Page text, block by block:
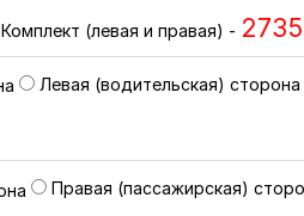
Комплект (левая и правая) - 2735
Левая (водительская) сторона
Правая (пассажирская)